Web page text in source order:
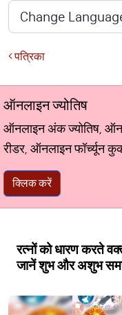
पत्रिका
ऑनलाइन ज्योतिष
ऑनलाइन अंक ज्योतिष,
रीडर, ऑनलाइन फॉर्च्यून
क्लिक करें
रत्नों को धारण करते
जानें शुभ और अशुभ